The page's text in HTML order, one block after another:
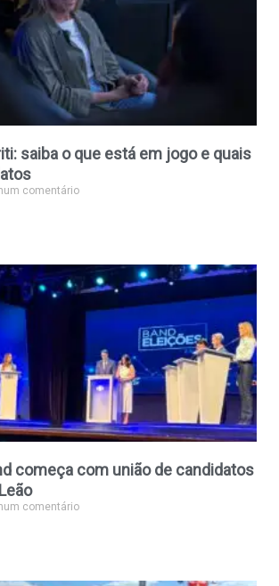
saiba o que está em jogo e quais
comentário
começa com união de candidatos
comentário